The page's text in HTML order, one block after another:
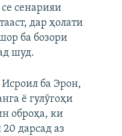
сенарияи
дар ҳолати
ба бозори
шуд.
ба Эрон,
ё гулӯгоҳи
оброҳа, ки
дарсад аз